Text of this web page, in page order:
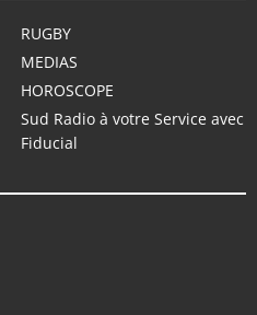
RUGBY
MEDIAS
HOROSCOPE
Sud Radio à votre Service avec
Fiducial